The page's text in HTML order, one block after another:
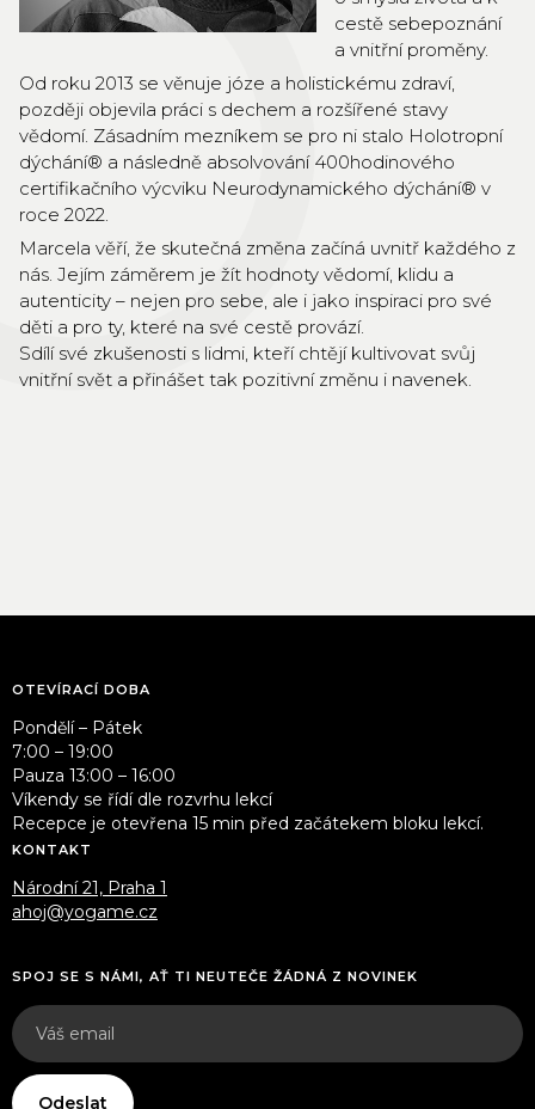
cestě sebepoznání
a vnitřní proměny.
Od roku 2013 se věnuje józe a holistickému zdraví,
později objevila práci s dechem a rozšířené stavy
vědomí. Zásadním mezníkem se pro ni stalo Holotropní
dýchání® a následně absolvování 400hodinového
certifikačního výcviku Neurodynamického dýchání® v
roce 2022.
Marcela věří, že skutečná změna začíná uvnitř každého z
nás. Jejím záměrem je žít hodnoty vědomí, klidu a
autenticity – nejen pro sebe, ale i jako inspiraci pro své
děti a pro ty, které na své cestě provází.
Sdílí své zkušenosti s lidmi, kteří chtějí kultivovat svůj
vnitřní svět a přinášet tak pozitivní změnu i navenek.
OTEVÍRACÍ DOBA
Pondělí – Pátek
7:00 – 19:00
Pauza 13:00 – 16:00
Víkendy se řídí dle rozvrhu lekcí
Recepce je otevřena 15 min před začátekem bloku lekcí.
KONTAKT
Národní 21, Praha 1
ahoj@yogame.cz
SPOJ SE S NÁMI, AŤ TI NEUTEČE ŽÁDNÁ Z NOVINEK